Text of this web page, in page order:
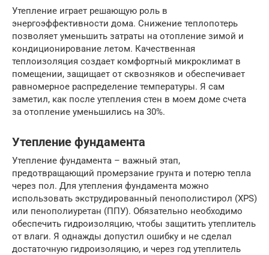
Утепление играет решающую роль в
энергоэффективности дома. Снижение теплопотерь
позволяет уменьшить затраты на отопление зимой и
кондиционирование летом. Качественная
теплоизоляция создает комфортный микроклимат в
помещении, защищает от сквозняков и обеспечивает
равномерное распределение температуры. Я сам
заметил, как после утепления стен в моем доме счета
за отопление уменьшились на 30%.
Утепление фундамента
Утепление фундамента – важный этап,
предотвращающий промерзание грунта и потерю тепла
через пол. Для утепления фундамента можно
использовать экструдированный пенополистирол (XPS)
или пенополиуретан (ППУ). Обязательно необходимо
обеспечить гидроизоляцию, чтобы защитить утеплитель
от влаги. Я однажды допустил ошибку и не сделал
достаточную гидроизоляцию, и через год утеплитель